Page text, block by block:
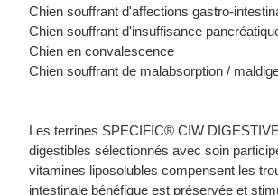
Chien souffrant d'affections gastro-
Chien souffrant d'insuffisance
Chien en convalescence
Chien souffrant de malabsorption /
Les terrines SPECIFIC® CIW
digestibles sélectionnés avec soin
vitamines liposolubles compensent les
intestinale bénéfique est préservée et